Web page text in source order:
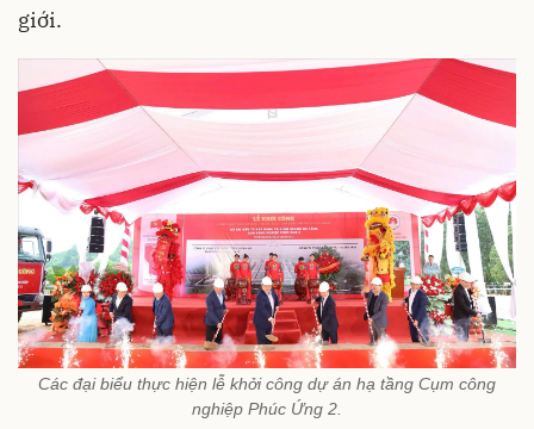
giới.
Các đại biểu thực hiện lễ khởi công dự án hạ tầng Cụm công
nghiệp Phúc Ứng 2.